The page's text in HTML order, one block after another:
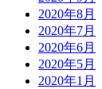
2020年8月
2020年7月
2020年6月
2020年5月
2020年1月